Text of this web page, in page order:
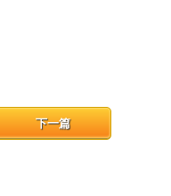
下一篇